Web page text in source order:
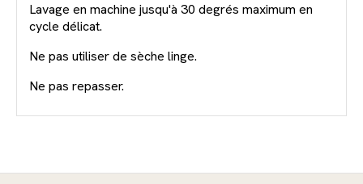
Lavage en machine jusqu'à 30 degrés maximum en
cycle délicat.
Ne pas utiliser de sèche linge.
Ne pas repasser.